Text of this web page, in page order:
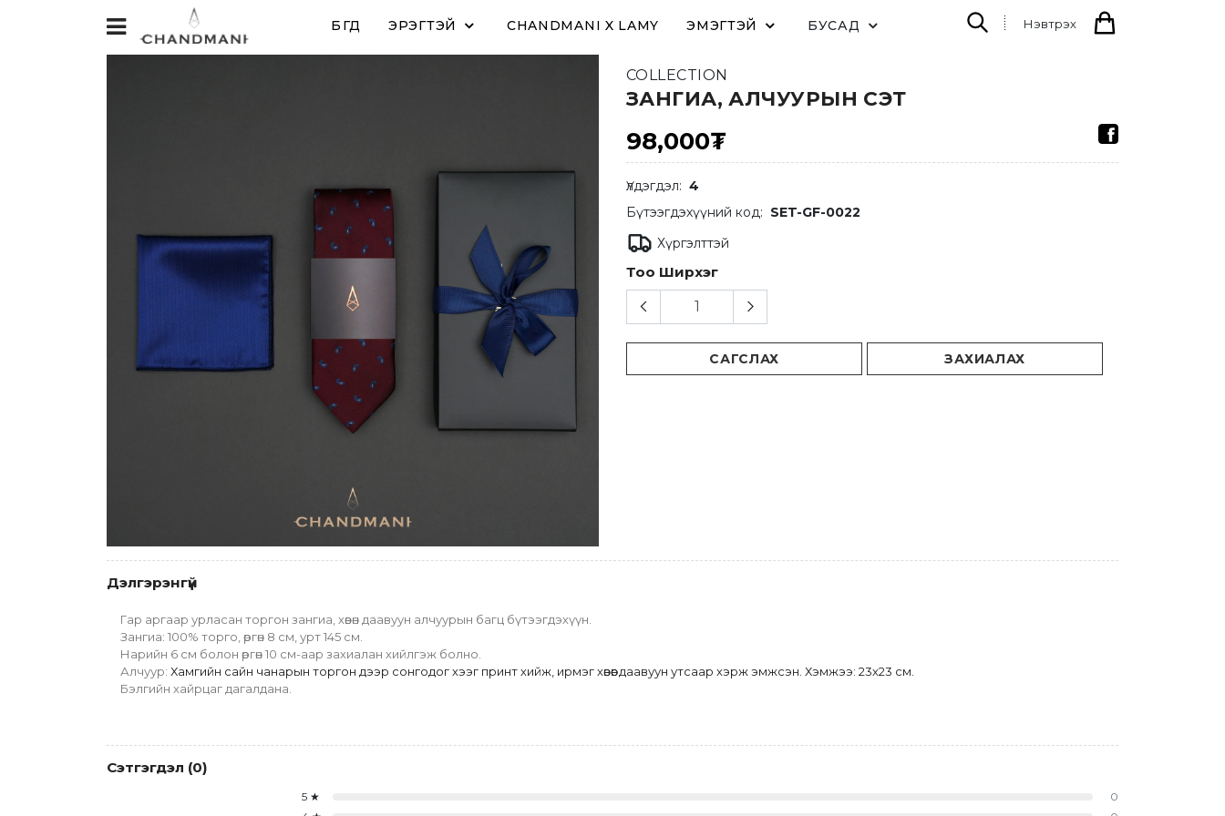
БҮГД ЭРЭГТЭЙ CHANDMANI X LAMY ЭМЭГТЭЙ БУСАД Нэвтрэх
COLLECTION
ЗАНГИА, АЛЧУУРЫН СЭТ
98,000₮
Үлдэгдэл: 4
Бүтээгдэхүүний код: SET-GF-0022
Хүргэлттэй
Тоо Ширхэг
САГСЛАХ ЗАХИАЛАХ
Дэлгэрэнгүй
Гар аргаар урласан торгон зангиа, хөвөн даавуун алчуурын багц бүтээгдэхүүн.
Зангиа: 100% торго, өргөн 8 см, урт 145 см.
Нарийн 6 см болон өргөн 10 см-аар захиалан хийлгэж болно.
Алчуур: Хамгийн сайн чанарын торгон дээр сонгодог хээг принт хийж, ирмэг хөвөөг даавуун утсаар хэрж эмжсэн. Хэмжээ: 23х23 см.
Бэлгийн хайрцаг дагалдана.
Сэтгэгдэл (0)
5 ★
0